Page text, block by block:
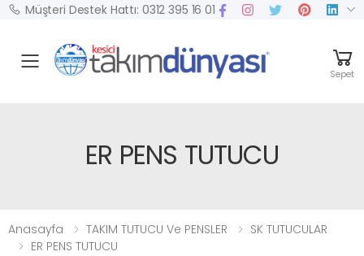
Müşteri Destek Hattı: 0312 395 16 01
Mobil Menü Sepet
ER PENS TUTUCU
Anasayfa TAKIM TUTUCU Ve PENSLER
SK TUTUCULAR
ER PENS TUTUCU